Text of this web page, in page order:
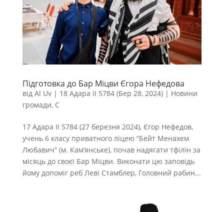
Підготовка до Бар Міцви Єгора Нефедова
від Al Uv| 18 Адара II 5784 (Бер 28, 2024)| Новини
громади, С
17 Адара II 5784 (27 березня 2024), Єгор Нефедов,
учень 6 класу приватного ліцею “Бейт Менахем
Любавич” (м. Кам’янське), почав надягати тфілін за
місяць до своєї Бар Міцви. Виконати цю заповідь
йому допоміг реб Леві Стамблер, Головний рабин...